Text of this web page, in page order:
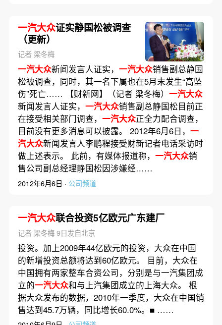
一汽大众证实静国松被调查
（更新）
记者 梁冬梅
一汽大众新闻发言人证实， 一汽大众销售副总静国
松被调查，同时，其一名下属也在5月末发生“高坠
伤”死亡…… 【财新网】（记者 梁冬梅） 一汽大众
新闻发言人证实， 一汽大众销售副总静国松目前正
在接受相关部门调查， 一汽大众正全力配合调查，
目前没有更多消息可以披露。 2012年6月6日， 一
汽大众新闻发言人李鹏程接受财新记者电话采访时
做上述表示。 此前，有媒体报道称， 一汽大众销
售公司副总经理静国松因涉嫌经……
2012年6月6日 · 公司频道
一汽大众联合投资5亿欧元广东建厂
记者 梁冬梅 9日发自北京
投资。加上2009年44亿欧元的投资，大众在中国
的新增投资总额将达到60亿欧元。 目前，大众在
中国拥有两家整车合资公司，分别是与一汽集团成
立的一汽大众和与上汽集团成立的上海大众。 根
据大众发布的数据，2010年一季度，大众在中国销
售达到45.7万辆，同比增长60.0%。■ ……